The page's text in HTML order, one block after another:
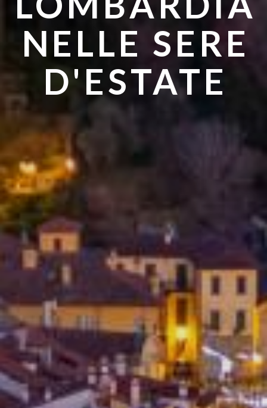
NELLE SERE
D'ESTATE
ANDARE IN
ESTATE